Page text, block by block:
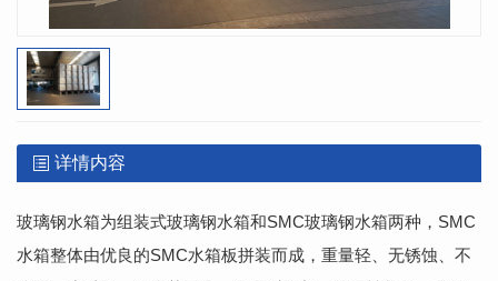
详情内容
玻璃钢水箱为组装式玻璃钢水箱和SMC玻璃钢水箱两种，SMC
水箱整体由优良的SMC水箱板拼装而成，重量轻、无锈蚀、不